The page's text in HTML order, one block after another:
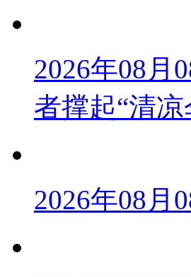
2026年08月
者撑起“清凉
2026年08月